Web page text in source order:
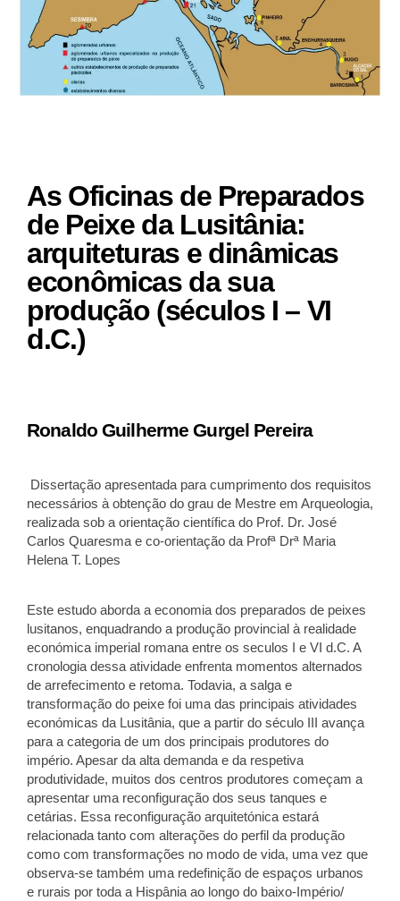
As Oficinas de Preparados
de Peixe da Lusitânia:
arquiteturas e dinâmicas
econômicas da sua
produção (séculos I – VI
d.C.)
Ronaldo Guilherme Gurgel Pereira
Dissertação apresentada para cumprimento dos requisitos
necessários à obtenção do grau de Mestre em Arqueologia,
realizada sob a orientação científica do Prof. Dr. José
Carlos Quaresma e co-orientação da Profª Drª Maria
Helena T. Lopes
Este estudo aborda a economia dos preparados de peixes
lusitanos, enquadrando a produção provincial à realidade
económica imperial romana entre os seculos I e VI d.C. A
cronologia dessa atividade enfrenta momentos alternados
de arrefecimento e retoma. Todavia, a salga e
transformação do peixe foi uma das principais atividades
económicas da Lusitânia, que a partir do século III avança
para a categoria de um dos principais produtores do
império. Apesar da alta demanda e da respetiva
produtividade, muitos dos centros produtores começam a
apresentar uma reconfiguração dos seus tanques e
cetárias. Essa reconfiguração arquitetónica estará
relacionada tanto com alterações do perfil da produção
como com transformações no modo de vida, uma vez que
observa-se também uma redefinição de espaços urbanos
e rurais por toda a Hispânia ao longo do baixo-Império/